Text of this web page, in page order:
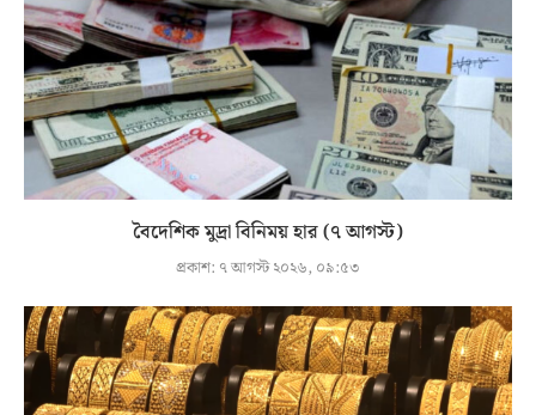
বৈদেশিক মুদ্রা বিনিময় হার (৭ আগস্ট)
প্রকাশ: ৭ আগস্ট ২০২৬, ০৯:৫৩